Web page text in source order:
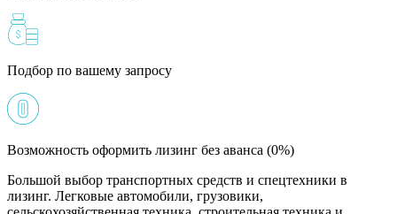
Подбор по вашему запросу
Возможность оформить лизинг без аванса (0%)
Большой выбор транспортных средств и спецтехники в
лизинг. Легковые автомобили, грузовики,